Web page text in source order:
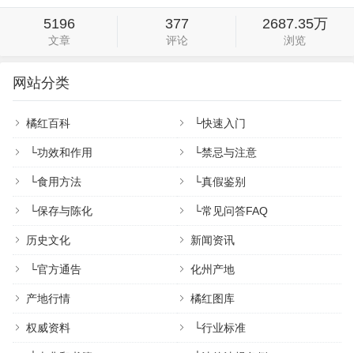
5196
文章
377
评论
2687.35万
浏览
网站分类
橘红百科 └快速入门
└功效和作用 └禁忌与注意
└食用方法 └真假鉴别
└保存与陈化 └常见问答FAQ
历史文化 新闻资讯
└官方通告 化州产地
产地行情 橘红图库
权威资料 └行业标准